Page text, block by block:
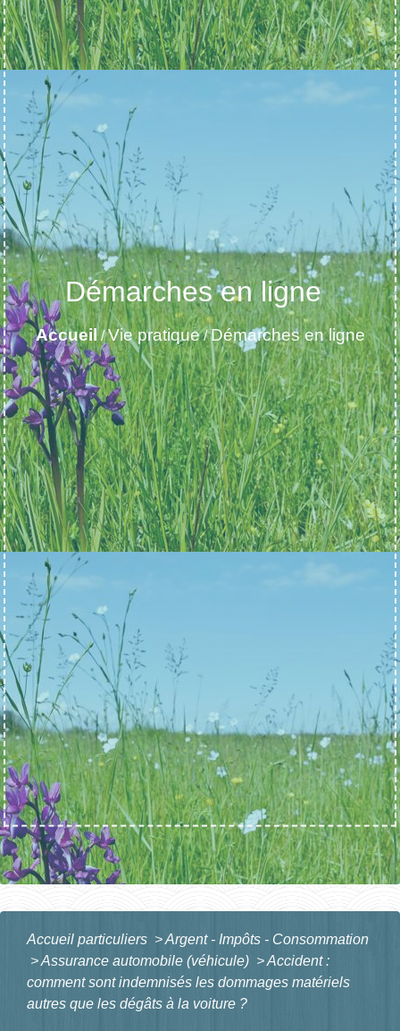
Démarches en ligne
Accueil/Vie pratique/Démarches en ligne
Accueil particuliers >Argent - Impôts - Consommation
>Assurance automobile (véhicule) >Accident :
comment sont indemnisés les dommages matériels
autres que les dégâts à la voiture ?